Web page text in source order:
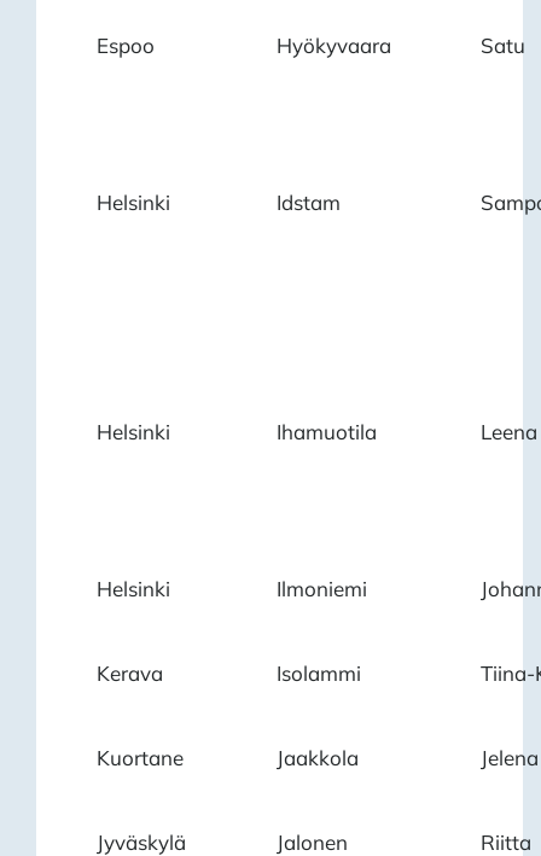
Espoo Hyökyvaara Satu
Helsinki Idstam
Helsinki Ihamuotila Leena
Helsinki Ilmoniemi
Kerava Isolammi Tiina-
Kuortane Jaakkola Jelena
Jyväskylä Jalonen Riitta